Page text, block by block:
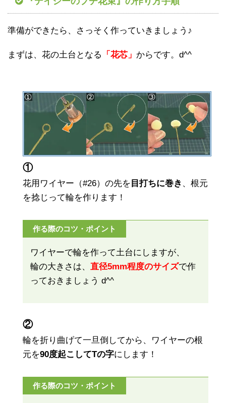
準備ができたら、さっそく作っていきましょう♪
まずは、花の土台となる 「花芯」 からです。d^^
①
花用ワイヤー（#26）の先を 目打ちに巻き 、根元
を捻じって輪を作ります！
作る際のコツ・ポイント
ワイヤーで輪を作って土台にしますが、
輪の大きさは、 直径5mm程度のサイズで作
っておきましょう d^^
②
輪を折り曲げて一旦倒してから、ワイヤーの根
元を90度起こしてTの字にします！
作る際のコツ・ポイント